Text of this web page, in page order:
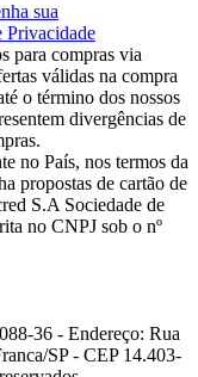
sua
Privacidade
para compras via
válidas na compra
o término dos nossos
divergências de
no País, nos termos da
propostas de cartão de
S.A Sociedade de
no CNPJ sob o nº
36 - Endereço: Rua
SP - CEP 14.403-